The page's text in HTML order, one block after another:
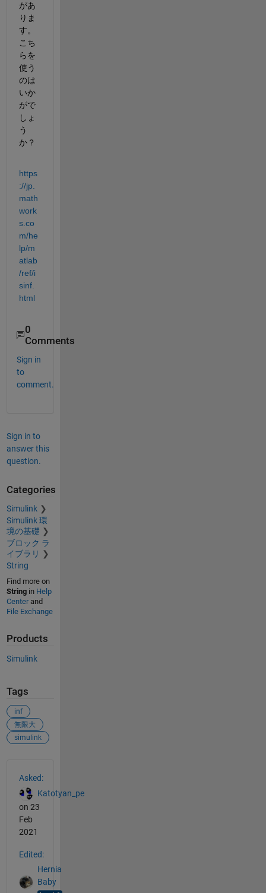
があ
りま
す。
こち
らを
使う
のは
いか
がで
しょ
う
か？
https
://jp.
math
work
s.co
m/he
lp/m
atlab
/ref/i
sinf.
html
0
Comments
Sign in
to
comment.
Sign in to
answer this
question.
Categories
Simulink
Simulink 環
境の基礎
ブロック ラ
イブラリ
String
Find more on
Stringin Help
Centerand
File Exchange
Products
Simulink
Tags
inf
無限大
simulink
Asked:
Katotyan_pe
on 23
Feb
2021
Edited:
Hernia
Baby